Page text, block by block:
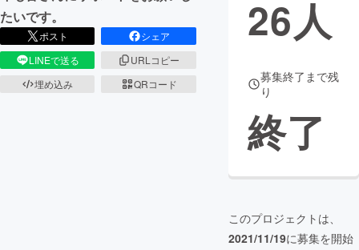
たいです。
ポスト
シェア
LINEで送る
URLコピー
埋め込み
QRコード
26人
募集終了まで残
り
終了
このプロジェクトは、
2021/11/19に募集を開始